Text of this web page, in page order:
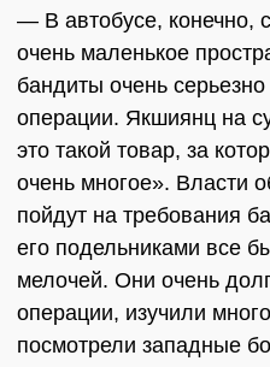
— В автобусе, конечно,
очень маленькое
бандиты очень
операции. Якшиянц на
это такой товар, за
очень многое». Власти
пойдут на требования
его подельниками все
мелочей. Они очень
операции, изучили
посмотрели западные